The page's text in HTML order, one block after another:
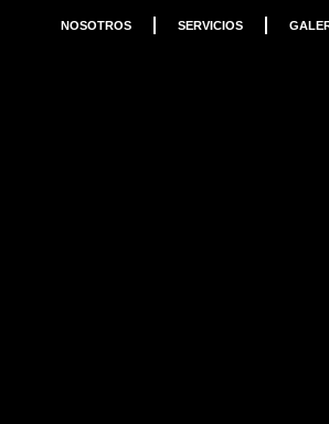
NOSOTROS SERVICIOS